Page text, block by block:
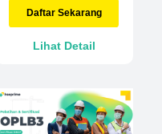
Daftar Sekarang
Lihat Detail